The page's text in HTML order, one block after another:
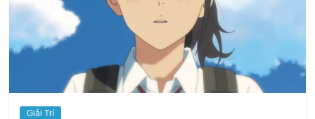
Giải Trí